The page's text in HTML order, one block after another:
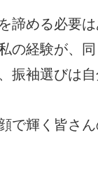
諦める必要
の経験が、
振袖選びは
で輝く皆さ